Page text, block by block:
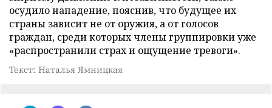
осудило нападение, пояснив, что будущее их
страны зависит не от оружия, а от голосов
граждан, среди которых члены группировки уже
«распространили страх и ощущение тревоги».
Текст: Наталья Ямницкая